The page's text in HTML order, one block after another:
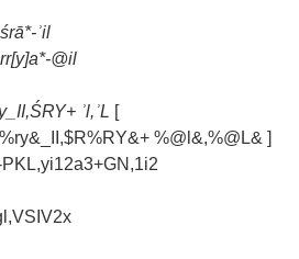
ʾil
@il
ʾl,ʾL [
%@l&,%@L& ]